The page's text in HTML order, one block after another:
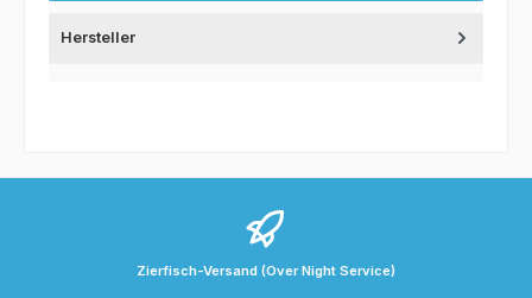
Hersteller
Zierfisch-Versand (Over Night Service)